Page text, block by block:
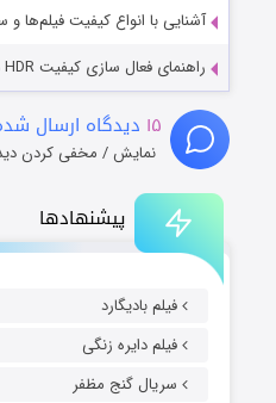
پیشنهادها
فیلم بادیگارد
فیلم دایره زنگی
سریال گنج مظفر
آشنایی با انواع کیفیت فیلم‌ها و
راهنمای فعال سازی کیفیت HDR در PotPlayer
۱۵ دیدگاه ارسال
نمایش / مخفی کردن